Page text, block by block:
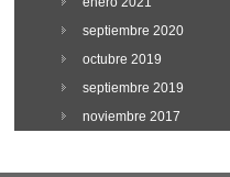
septiembre 2020
octubre 2019
septiembre 2019
noviembre 2017